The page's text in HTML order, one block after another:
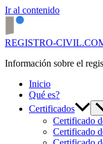
Ir al contenido
REGISTRO-
Información sobre el
Inicio
Qué es?
Certificados
Certificado
Certificado